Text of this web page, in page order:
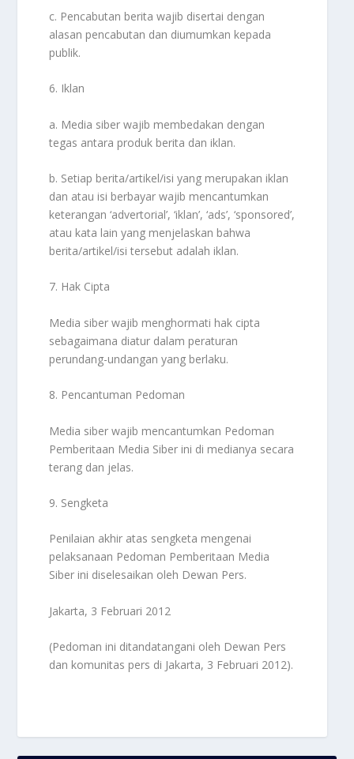
c. Pencabutan berita wajib disertai dengan
alasan pencabutan dan diumumkan kepada
publik.
6. Iklan
a. Media siber wajib membedakan dengan
tegas antara produk berita dan iklan.
b. Setiap berita/artikel/isi yang merupakan iklan
dan atau isi berbayar wajib mencantumkan
keterangan ‘advertorial’, ‘iklan’, ‘ads’, ‘sponsored’,
atau kata lain yang menjelaskan bahwa
berita/artikel/isi tersebut adalah iklan.
7. Hak Cipta
Media siber wajib menghormati hak cipta
sebagaimana diatur dalam peraturan
perundang-undangan yang berlaku.
8. Pencantuman Pedoman
Media siber wajib mencantumkan Pedoman
Pemberitaan Media Siber ini di medianya secara
terang dan jelas.
9. Sengketa
Penilaian akhir atas sengketa mengenai
pelaksanaan Pedoman Pemberitaan Media
Siber ini diselesaikan oleh Dewan Pers.
Jakarta, 3 Februari 2012
(Pedoman ini ditandatangani oleh Dewan Pers
dan komunitas pers di Jakarta, 3 Februari 2012).